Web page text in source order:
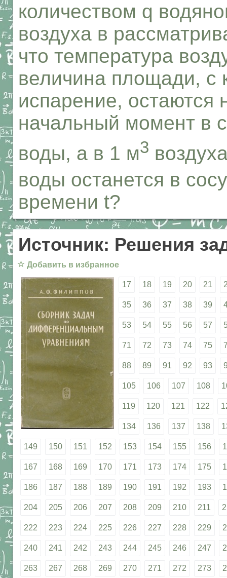
количеством q
воздуха в
что температура
величина площади, с
испарение,
начальный момент в
воды, а в 1 м3
воды останется в
времени t?
Источник: Решения
☆ Добавить в избранное
17 18 19 20 21
35 36 37 38 39
53 54 55 56 57
71 72 73 74 75
88 89 91 92 93
105 106 107 108
119 120 121 122
134 136 137 138
149 150 151 152 153 154 155 156
167 168 169 170 171 173 174 175
186 187 188 189 190 191 192 193
204 205 206 207 208 209 210 211
222 223 224 225 226 227 228 229
240 241 242 243 244 245 246 247
263 267 268 269 270 271 272 273